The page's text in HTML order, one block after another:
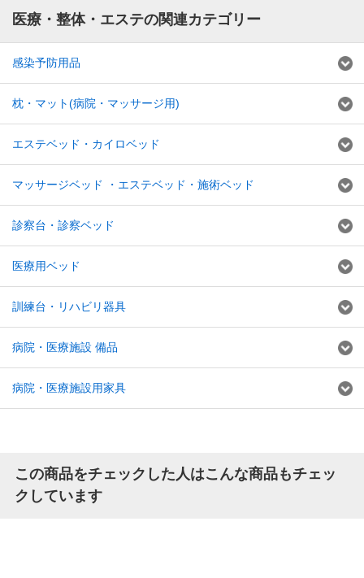
医療・整体・エステの関連カテゴリー
感染予防用品
枕・マット(病院・マッサージ用)
エステベッド・カイロベッド
マッサージベッド ・エステベッド・施術ベッド
診察台・診察ベッド
医療用ベッド
訓練台・リハビリ器具
病院・医療施設 備品
病院・医療施設用家具
この商品をチェックした人はこんな商品もチェッ
クしています